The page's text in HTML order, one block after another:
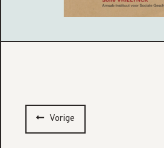
Vorige